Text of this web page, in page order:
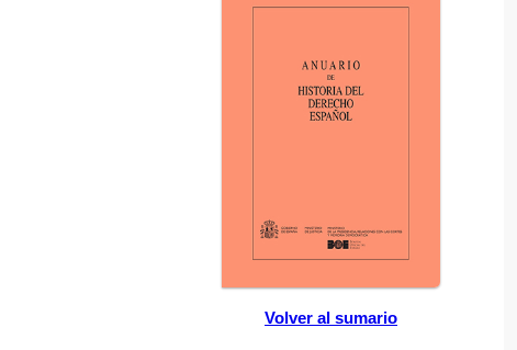
Volver al sumario